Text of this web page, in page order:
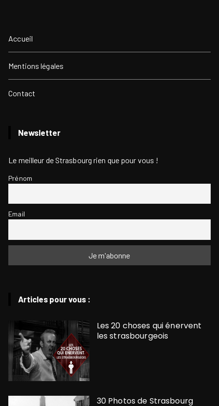
Accueil
Mentions légales
Contact
Newsletter
Le meilleur de Strasbourg rien que pour vous !
Prénom
Email
Articles pour vous :
Les 20 choses qui énervent
les strasbourgeois
30 Photos de Strasbourg